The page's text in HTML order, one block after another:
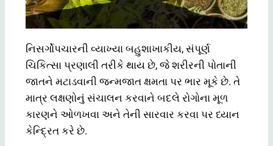
નિસર્ગોપચારની વ્યાખ્યા બહુશાખાકીય, સંપૂર્ણ
ચિકિત્સા પ્રણાલી તરીકે થાય છે, જે શરીરની પોતાની
જાતને મટાડવાની જન્મજાત ક્ષમતા પર ભાર મૂકે છે. તે
માત્ર લક્ષણોનું સંચાલન કરવાને બદલે રોગોના મૂળ
કારણને ઓળખવા અને તેની સારવાર કરવા પર ધ્યાન
કેન્દ્રિત કરે છે.